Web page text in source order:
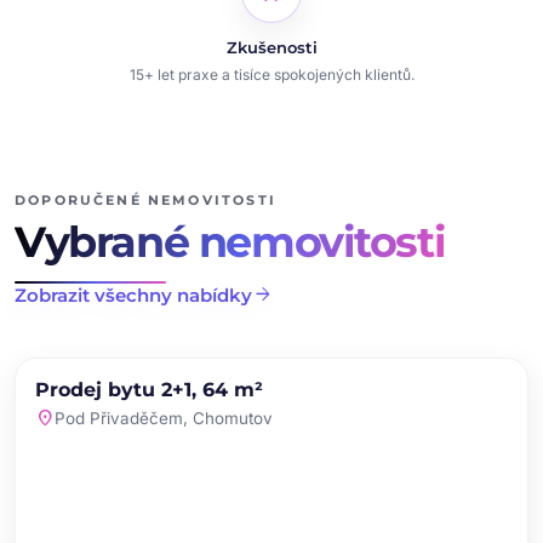
Zkušenosti
15+ let praxe a tisíce spokojených klientů.
DOPORUČENÉ NEMOVITOSTI
Vybrané nemovitosti
Zobrazit všechny nabídkyarrow_forward
PRODEJ NOVINKA
Prodej bytu 2+1, 64 m²
location_onPod Přivaděčem, Chomutov